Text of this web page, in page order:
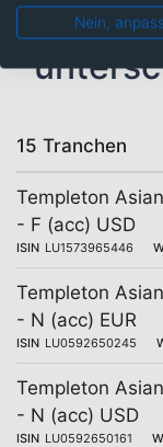
15 Tranchen
Templeton
- F (acc) USD
ISIN LU1573965446
Templeton
- N (acc) EUR
ISIN LU0592650245
Templeton
- N (acc) USD
ISIN LU0592650161
Nein,